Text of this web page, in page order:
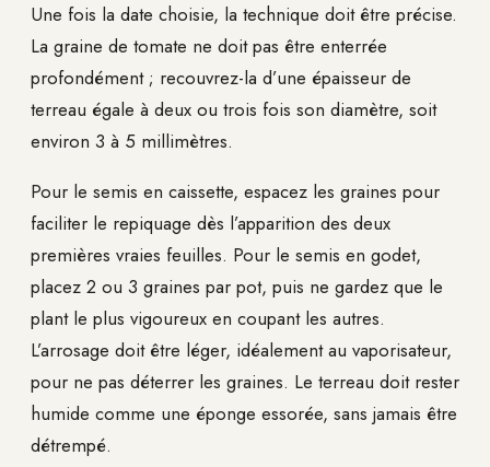
Une fois la date choisie, la technique doit être précise.
La graine de tomate ne doit pas être enterrée
profondément ; recouvrez-la d’une épaisseur de
terreau égale à deux ou trois fois son diamètre, soit
environ 3 à 5 millimètres.
Pour le semis en caissette, espacez les graines pour
faciliter le repiquage dès l’apparition des deux
premières vraies feuilles. Pour le semis en godet,
placez 2 ou 3 graines par pot, puis ne gardez que le
plant le plus vigoureux en coupant les autres.
L’arrosage doit être léger, idéalement au vaporisateur,
pour ne pas déterrer les graines. Le terreau doit rester
humide comme une éponge essorée, sans jamais être
détrempé.